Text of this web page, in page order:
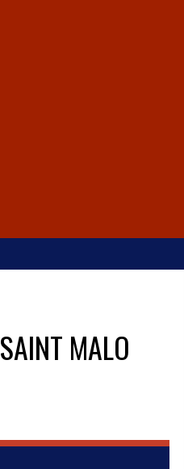
SAINT MALO